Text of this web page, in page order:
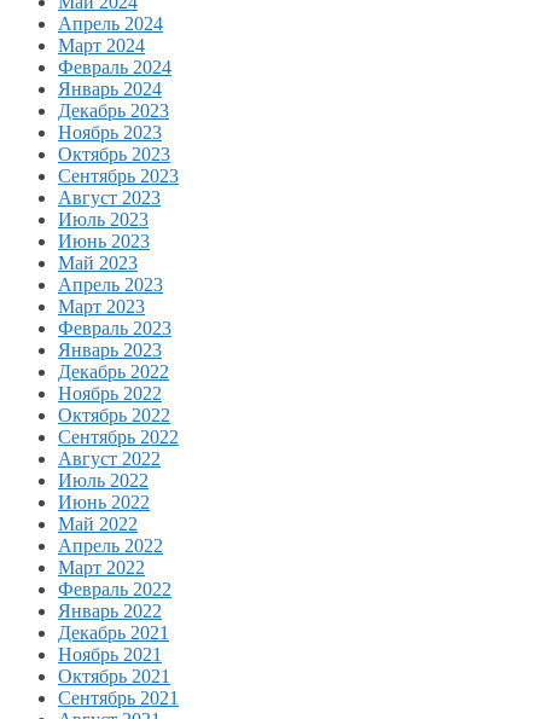
Апрель 2024
Март 2024
Февраль 2024
Январь 2024
Декабрь 2023
Ноябрь 2023
Октябрь 2023
Сентябрь 2023
Август 2023
Июль 2023
Июнь 2023
Май 2023
Апрель 2023
Март 2023
Февраль 2023
Январь 2023
Декабрь 2022
Ноябрь 2022
Октябрь 2022
Сентябрь 2022
Август 2022
Июль 2022
Июнь 2022
Май 2022
Апрель 2022
Март 2022
Февраль 2022
Январь 2022
Декабрь 2021
Ноябрь 2021
Октябрь 2021
Сентябрь 2021